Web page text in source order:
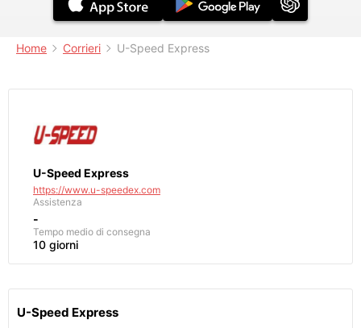
Home Corrieri U-Speed Express
U-Speed Express
https://www.u-speedex.com
Assistenza
-
Tempo medio di consegna
10 giorni
U-Speed Express